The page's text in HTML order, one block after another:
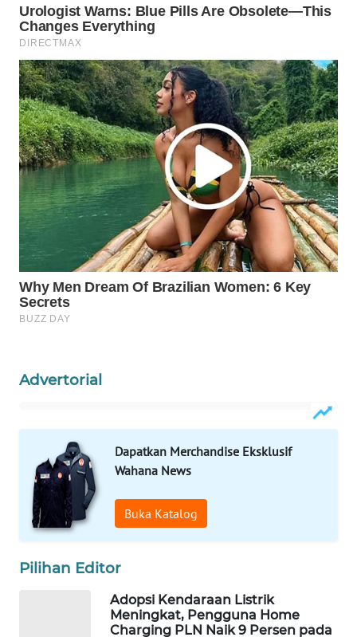
Advertorial
Dapatkan Merchandise Eksklusif
Wahana News
Buka Katalog
Pilihan Editor
Adopsi Kendaraan Listrik
Meningkat, Pengguna Home
Charging PLN Naik 9 Persen pada
UMKM
WAHANA
SELEB
WAHANA
PERSONA
WAHANA
OTOMOTIF
HEALTH
WAHANA
DESA
LAPAK
WAHANA
Wahana
KONSUMEN
LISTRIK
KELISTRIKAN